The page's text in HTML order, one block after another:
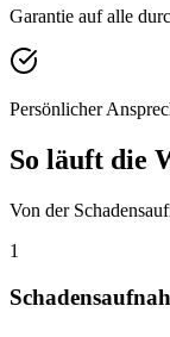
Garantie auf alle
Persönlicher
So läuft die
Von der
1